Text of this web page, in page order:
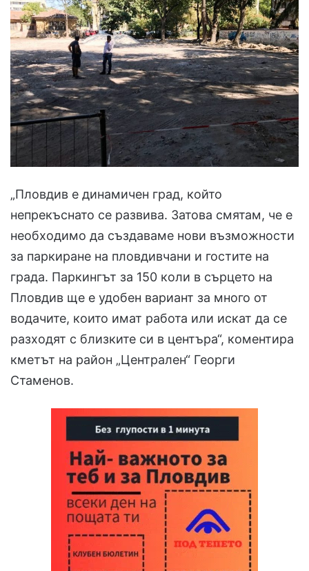
„Пловдив е динамичен град, който
непрекъснато се развива. Затова смятам, че е
необходимо да създаваме нови възможности
за паркиране на пловдивчани и гостите на
града. Паркингът за 150 коли в сърцето на
Пловдив ще е удобен вариант за много от
водачите, които имат работа или искат да се
разходят с близките си в центъра“, коментира
кметът на район „Централен“ Георги
Стаменов.